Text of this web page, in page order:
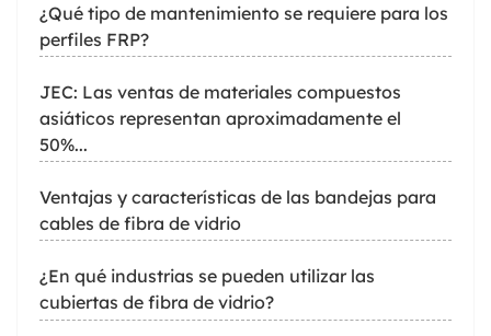
¿Qué tipo de mantenimiento se requiere para los
perfiles FRP?
JEC: Las ventas de materiales compuestos
asiáticos representan aproximadamente el
50%...
Ventajas y características de las bandejas para
cables de fibra de vidrio
¿En qué industrias se pueden utilizar las
cubiertas de fibra de vidrio?